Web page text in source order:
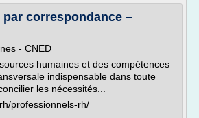
par correspondance –
- CNED
humaines et des compétences
indispensable dans toute
les nécessités...
professionnels-rh/